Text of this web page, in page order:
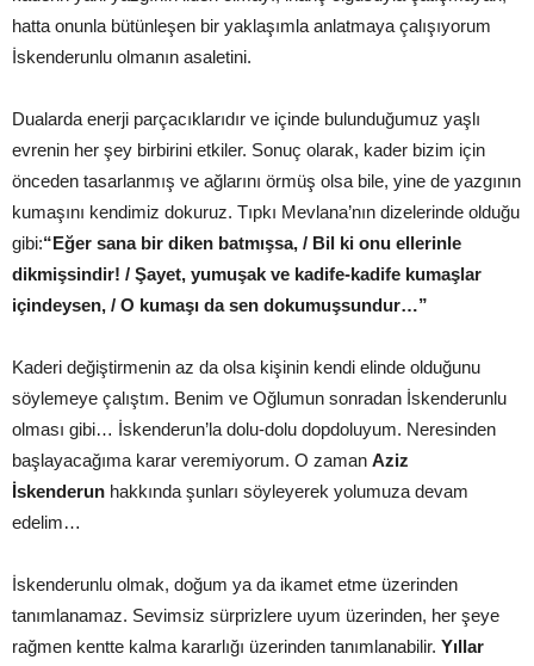
hatta onunla bütünleşen bir yaklaşımla anlatmaya çalışıyorum
İskenderunlu olmanın asaletini.
Dualarda enerji parçacıklarıdır ve içinde bulunduğumuz yaşlı
evrenin her şey birbirini etkiler. Sonuç olarak, kader bizim için
önceden tasarlanmış ve ağlarını örmüş olsa bile, yine de yazgının
kumaşını kendimiz dokuruz. Tıpkı Mevlana’nın dizelerinde olduğu
gibi:“Eğer sana bir diken batmışsa, / Bil ki onu ellerinle
dikmişsindir! / Şayet, yumuşak ve kadife-kadife kumaşlar
içindeysen, / O kumaşı da sen dokumuşsundur…”
Kaderi değiştirmenin az da olsa kişinin kendi elinde olduğunu
söylemeye çalıştım. Benim ve Oğlumun sonradan İskenderunlu
olması gibi… İskenderun’la dolu-dolu dopdoluyum. Neresinden
başlayacağıma karar veremiyorum. O zaman Aziz
İskenderun hakkında şunları söyleyerek yolumuza devam
edelim…
İskenderunlu olmak, doğum ya da ikamet etme üzerinden
tanımlanamaz. Sevimsiz sürprizlere uyum üzerinden, her şeye
rağmen kentte kalma kararlığı üzerinden tanımlanabilir. Yıllar